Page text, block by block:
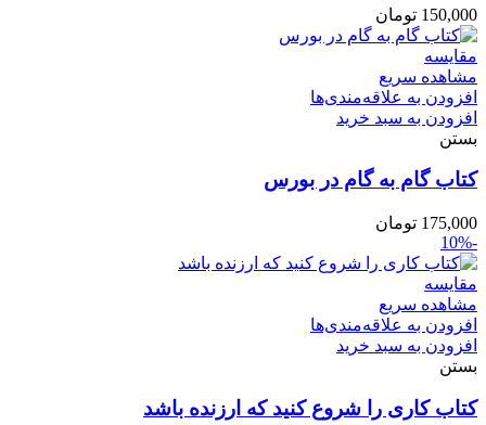
150,000 تومان
مقایسه
مشاهده سریع
افزودن به علاقه‌مندی‌ها
افزودن به سبد خرید
بستن
کتاب گام به گام در بورس
175,000 تومان
-10%
مقایسه
مشاهده سریع
افزودن به علاقه‌مندی‌ها
افزودن به سبد خرید
بستن
کتاب کاری را شروع کنید که ارزنده باشد